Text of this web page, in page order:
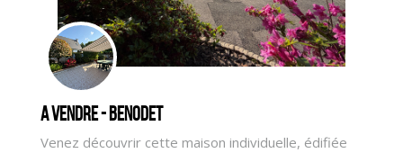
CLIQUER ICI POUR AGRANDIR
A vendre - BENODET
Venez découvrir cette maison individuelle, édifiée